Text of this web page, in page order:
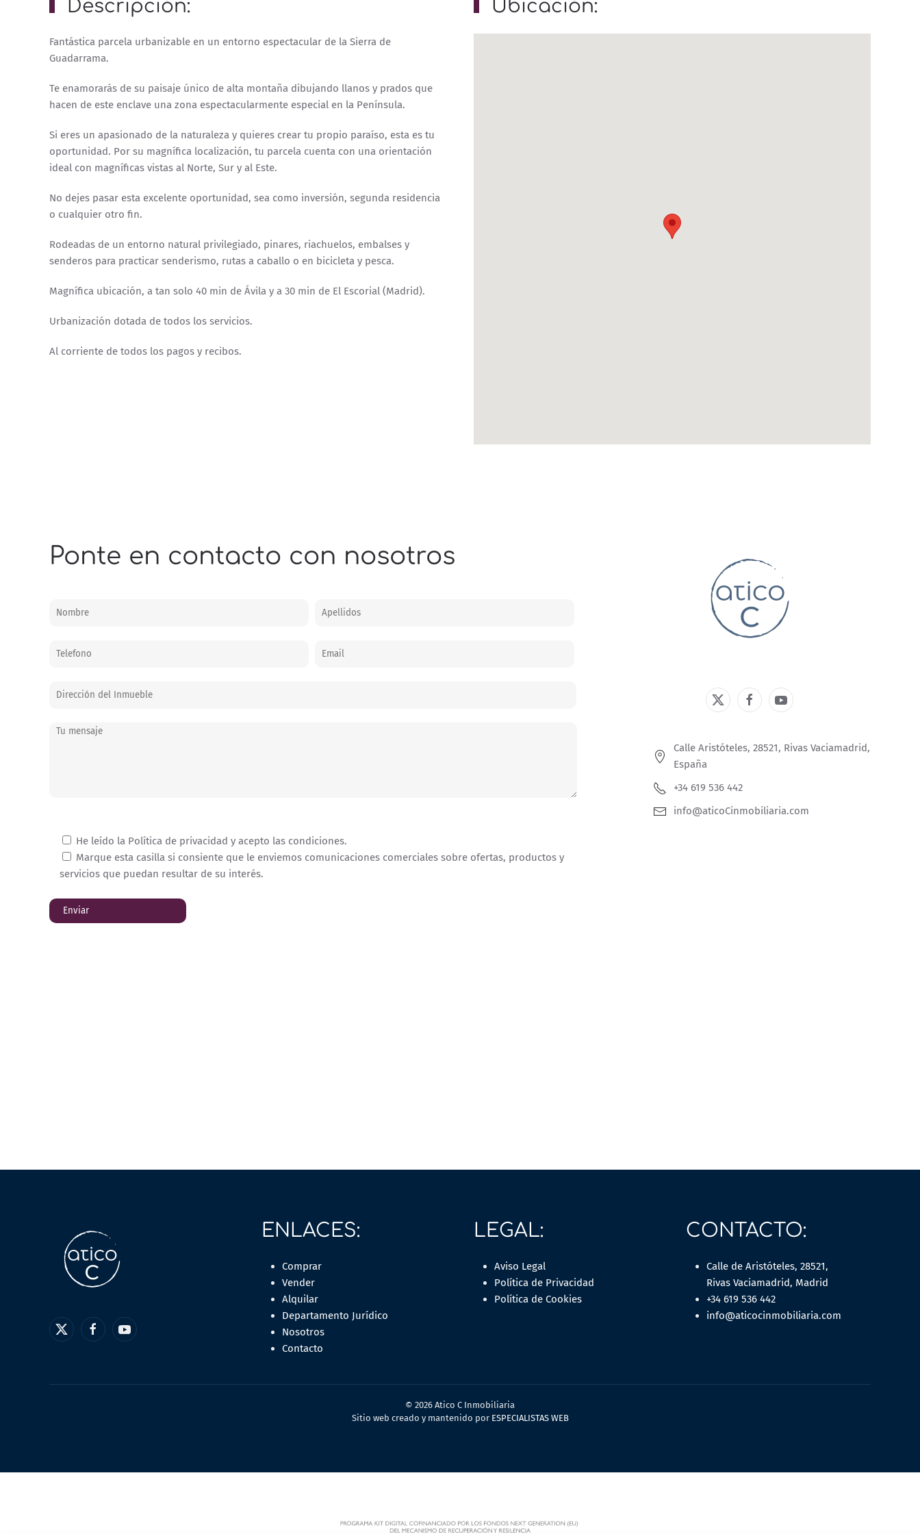
Descripción:
Fantástica parcela urbanizable en un entorno espectacular de la Sierra de
Guadarrama.
Te enamorarás de su paisaje único de alta montaña dibujando llanos y prados que
hacen de este enclave una zona espectacularmente especial en la Península.
Si eres un apasionado de la naturaleza y quieres crear tu propio paraíso, esta es tu
oportunidad. Por su magnífica localización, tu parcela cuenta con una orientación
ideal con magníficas vistas al Norte, Sur y al Este.
No dejes pasar esta excelente oportunidad, sea como inversión, segunda residencia
o cualquier otro fin.
Rodeadas de un entorno natural privilegiado, pinares, riachuelos, embalses y
senderos para practicar senderismo, rutas a caballo o en bicicleta y pesca.
Magnífica ubicación, a tan solo 40 min de Ávila y a 30 min de El Escorial (Madrid).
Urbanización dotada de todos los servicios.
Al corriente de todos los pagos y recibos.
Ubicación:
Ponte en contacto con nosotros
He leído la Política de privacidad y acepto las condiciones.
Marque esta casilla si consiente que le enviemos comunicaciones comerciales sobre ofertas, productos y
servicios que puedan resultar de su interés.
Calle Aristóteles, 28521, Rivas Vaciamadrid,
España
+34 619 536 442
info@aticoCinmobiliaria.com
ENLACES:
Comprar
Vender
Alquilar
Departamento Jurídico
Nosotros
Contacto
LEGAL:
Aviso Legal
Política de Privacidad
Política de Cookies
CONTACTO:
Calle de Aristóteles, 28521,
Rivas Vaciamadrid, Madrid
+34 619 536 442
info@aticocinmobiliaria.com
© 2026 Atico C Inmobiliaria
Sitio web creado y mantenido por ESPECIALISTAS WEB